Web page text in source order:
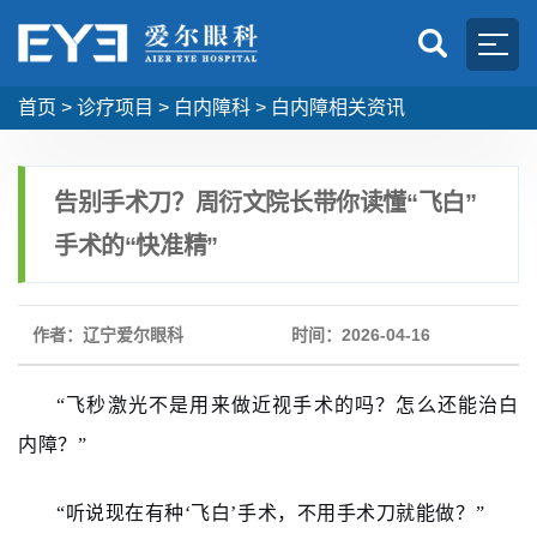
首页 > 诊疗项目 > 白内障科 > 白内障相关资讯
告别手术刀？周衍文院长带你读懂“飞白”
手术的“快准精”
作者：辽宁爱尔眼科 时间：2026-04-16
“飞秒激光不是用来做近视手术的吗？怎么还能治白
内障？”
“听说现在有种‘飞白’手术，不用手术刀就能做？”